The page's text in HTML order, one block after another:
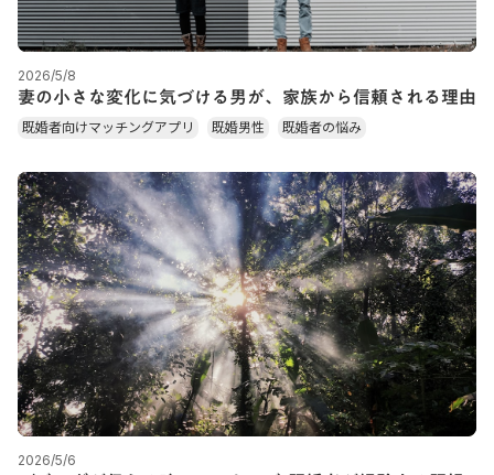
2026/5/8
妻の小さな変化に気づける男が、家族から信頼される理由
既婚者向けマッチングアプリ 既婚男性 既婚者の悩み
2026/5/6